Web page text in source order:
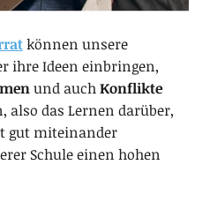
können unsere
ihre Ideen einbringen,
und auchKonflikte
also das Lernen darüber,
gut miteinander
Schule einen hohen